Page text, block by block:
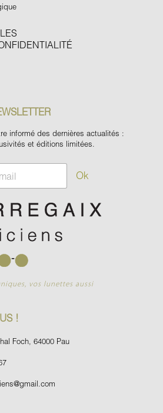
informé des dernières actualités :
et éditions limitées.
Ok
vos lunettes aussi
!
Foch, 64000 Pau